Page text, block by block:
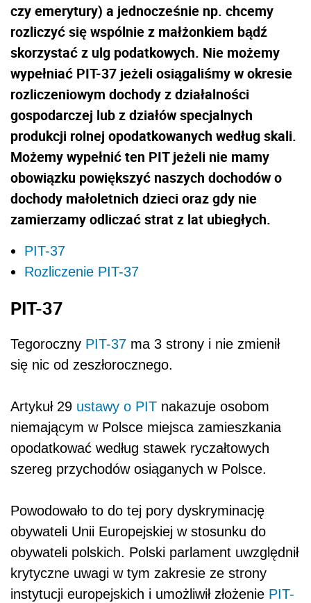
czy emerytury) a jednocześnie np. chcemy
rozliczyć się wspólnie z małżonkiem bądź
skorzystać z ulg podatkowych. Nie możemy
wypełniać PIT-37 jeżeli osiągaliśmy w okresie
rozliczeniowym dochody z działalności
gospodarczej lub z działów specjalnych
produkcji rolnej opodatkowanych według skali.
Możemy wypełnić ten PIT jeżeli nie mamy
obowiązku powiększyć naszych dochodów o
dochody małoletnich dzieci oraz gdy nie
zamierzamy odliczać strat z lat ubiegłych.
PIT-37
Rozliczenie PIT-37
PIT-37
Tegoroczny PIT-37 ma 3 strony i nie zmienił
się nic od zeszłorocznego.
Artykuł 29 ustawy o PIT nakazuje osobom
niemającym w Polsce miejsca zamieszkania
opodatkować według stawek ryczałtowych
szereg przychodów osiąganych w Polsce.
Powodowało to do tej pory dyskryminację
obywateli Unii Europejskiej w stosunku do
obywateli polskich. Polski parlament uwzględnił
krytyczne uwagi w tym zakresie ze strony
instytucji europejskich i umożliwił złożenie PIT-